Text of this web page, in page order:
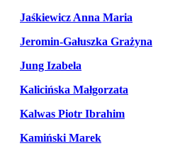
Jaśkiewicz Anna Maria
Jeromin-Gałuszka Grażyna
Jung Izabela
Kalicińska Małgorzata
Kalwas Piotr Ibrahim
Kamiński Marek